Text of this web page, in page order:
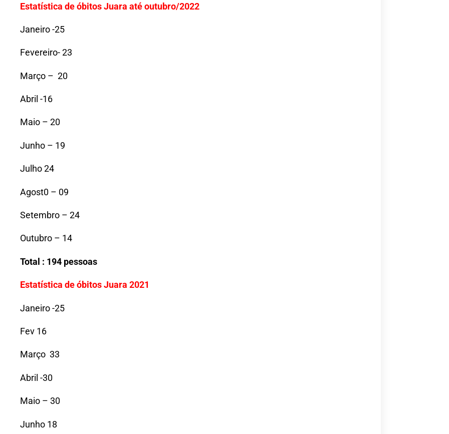
Estatística de óbitos Juara até outubro/2022
Janeiro -25
Fevereiro- 23
Março – 20
Abril -16
Maio – 20
Junho – 19
Julho 24
Agost0 – 09
Setembro – 24
Outubro – 14
Total : 194 pessoas
Estatística de óbitos Juara 2021
Janeiro -25
Fev 16
Março 33
Abril -30
Maio – 30
Junho 18